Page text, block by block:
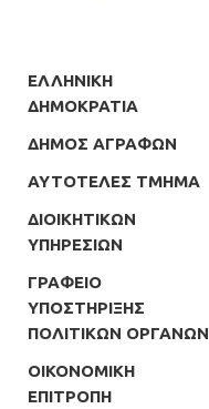
ΕΛΛΗΝΙΚΗ
ΔΗΜΟΚΡΑΤΙΑ
ΔΗΜΟΣ ΑΓΡΑΦΩΝ
ΑΥΤΟΤΕΛΕΣ ΤΜΗΜΑ
ΔΙΟΙΚΗΤΙΚΩΝ
ΥΠΗΡΕΣΙΩΝ
ΓΡΑΦΕΙΟ
ΥΠΟΣΤΗΡΙΞΗΣ
ΠΟΛΙΤΙΚΩΝ ΟΡΓΑΝΩΝ
ΟΙΚΟΝΟΜΙΚΗ
ΕΠΙΤΡΟΠΗ